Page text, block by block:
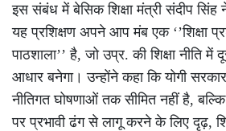
इस संबंध में बेसिक शिक्षा मंत्री संदीप सिंह
यह प्रशिक्षण अपने आप मंब एक ‘’शिक्षा
पाठशाला’’ है, जो उप्र. की शिक्षा नीति में
आधार बनेगा। उन्होंने कहा कि योगी
नीतिगत घोषणाओं तक सीमित नहीं है,
पर प्रभावी ढंग से लागू करने के लिए दृढ़,